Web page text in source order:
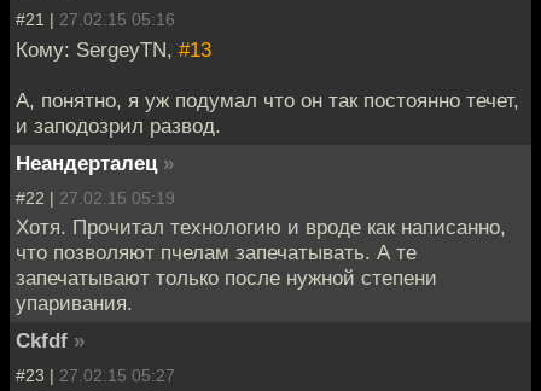
#21 | 27.02.15 05:16
Кому: SergeyTN, #13
А, понятно, я уж подумал что он так постоянно течет,
и заподозрил развод.
Неандерталец »
#22 | 27.02.15 05:19
Хотя. Прочитал технологию и вроде как написанно,
что позволяют пчелам запечатывать. А те
запечатывают только после нужной степени
упаривания.
Ckfdf »
#23 | 27.02.15 05:27